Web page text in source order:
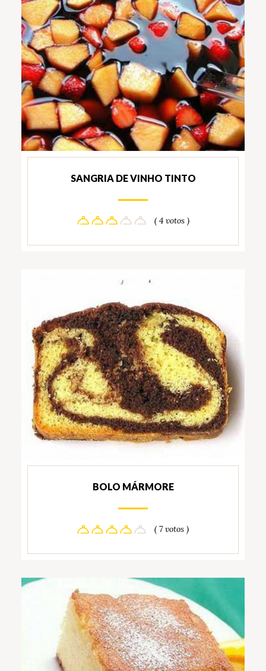
SANGRIA DE VINHO TINTO
( 4 votos )
BOLO MÁRMORE
( 7 votos )